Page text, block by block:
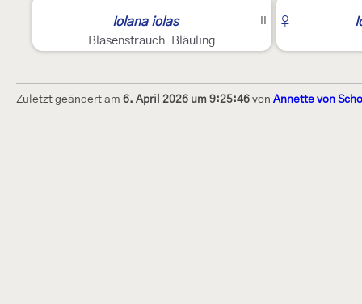
Iolana iolas
Blasenstrauch-Bläuling
♀
Zuletzt geändert am 6. April 2026 um 9:25:46 von Annette von